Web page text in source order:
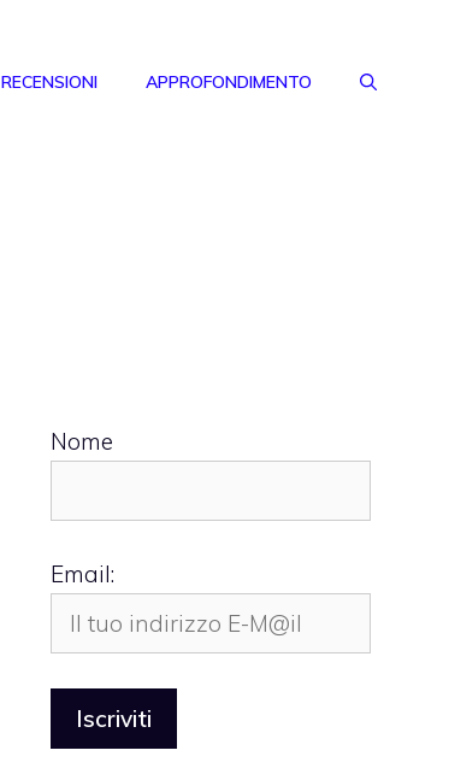
RECENSIONI APPROFONDIMENTO
Nome
Email: